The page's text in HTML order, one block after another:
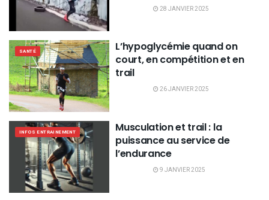
28 JANVIER 2025
SANTÉ
L’hypoglycémie quand on
court, en compétition et en
trail
26 JANVIER 2025
INFOS ENTRAINEMENT
Musculation et trail : la
puissance au service de
l’endurance
9 JANVIER 2025